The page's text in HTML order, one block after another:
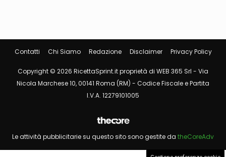
Contatti Chi Siamo Redazione Disclaimer Privacy Policy
Copyright © 2026 RicettaSprint.it proprietà di WEB 365 Srl - Via
Nicola Marchese 10, 00141 Roma (RM) - Codice Fiscale e Partita
I.V.A. 12279101005
Le attività pubblicitarie su questo sito sono gestite da theCoreAdv